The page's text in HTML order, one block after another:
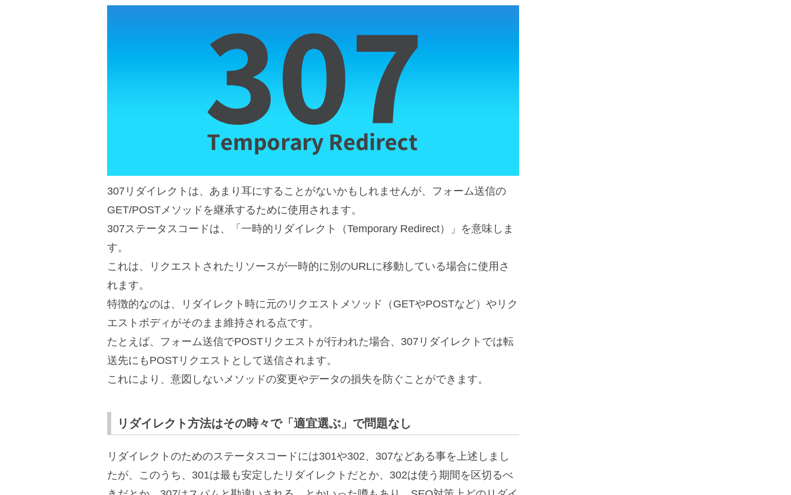
307リダイレクトは、あまり耳にすることがないかもしれませんが、フォーム送信の
GET/POSTメソッドを継承するために使用されます。
307ステータスコードは、「一時的リダイレクト（Temporary Redirect）」を意味しま
す。
これは、リクエストされたリソースが一時的に別のURLに移動している場合に使用さ
れます。
特徴的なのは、リダイレクト時に元のリクエストメソッド（GETやPOSTなど）やリク
エストボディがそのまま維持される点です。
たとえば、フォーム送信でPOSTリクエストが行われた場合、307リダイレクトでは転
送先にもPOSTリクエストとして送信されます。
これにより、意図しないメソッドの変更やデータの損失を防ぐことができます。
リダイレクト方法はその時々で「適宜選ぶ」で問題なし
リダイレクトのためのステータスコードには301や302、307などある事を上述しまし
たが、このうち、301は最も安定したリダイレクトだとか、302は使う期間を区切るべ